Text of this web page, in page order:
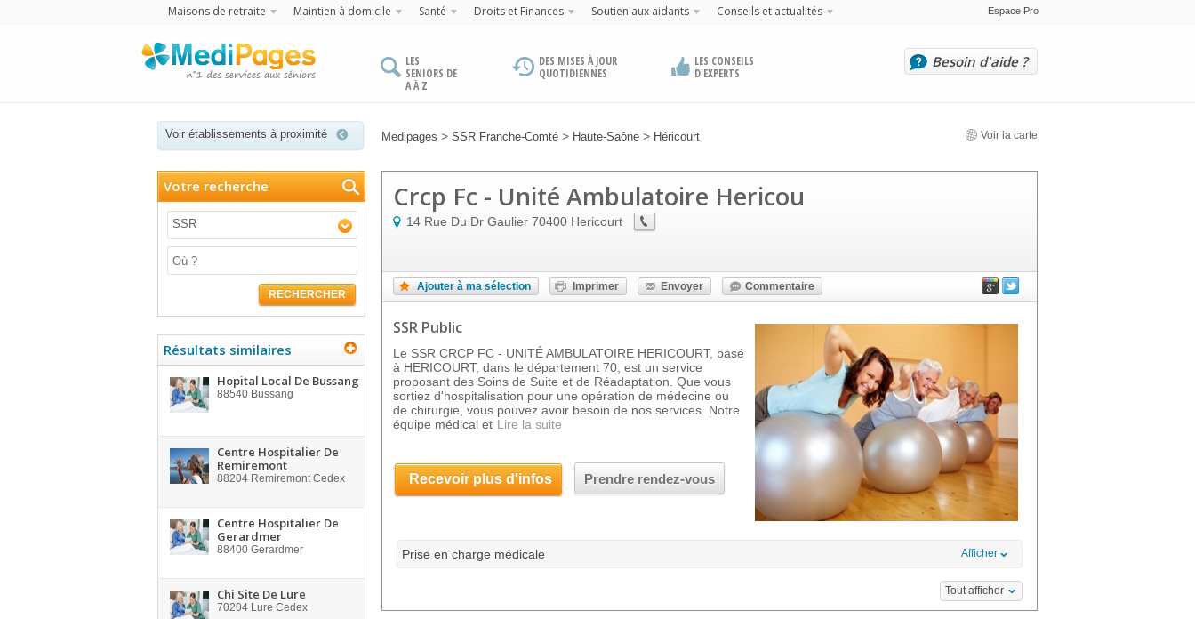
Maisons de retraite Maintien à domicile Santé Droits et Finances Soutien aux aidants Conseils et actualités Espace Pro
LES
SENIORS DE
A À Z
DES MISES À JOUR
QUOTIDIENNES
LES CONSEILS
D'EXPERTS
Besoin d'aide ?
Voir établissements à proximité Medipages > SSR Franche-Comté > Haute-Saône > Héricourt Voir la carte
Votre recherche
SSR
RECHERCHER
Résultats similaires
Hopital Local De Bussang
88540 Bussang
Centre Hospitalier De
Remiremont
88204 Remiremont Cedex
Centre Hospitalier De
Gerardmer
88400 Gerardmer
Chi Site De Lure
70204 Lure Cedex
Crcp Fc - Unité Ambulatoire Hericou
14 Rue Du Dr Gaulier 70400 Hericourt
Ajouter à ma sélection Imprimer Envoyer Commentaire
SSR Public
Le SSR CRCP FC - UNITÉ AMBULATOIRE HERICOURT, basé
à HERICOURT, dans le département 70, est un service
proposant des Soins de Suite et de Réadaptation. Que vous
sortiez d'hospitalisation pour une opération de médecine ou
de chirurgie, vous pouvez avoir besoin de nos services. Notre
équipe médical et Lire la suite
Recevoir plus d'infos Prendre rendez-vous
Prise en charge médicale Afficher
Tout afficher